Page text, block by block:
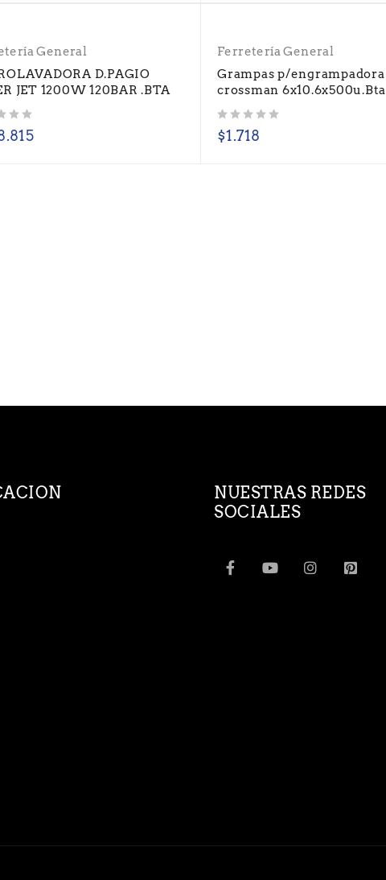
General
D.PAGIO
JET 1200W 120BAR .BTA
Ferretería General
Grampas p/engrampadora
crossman 6x10.6x500u.Bta
$1.718
NUESTRAS REDES
SOCIALES